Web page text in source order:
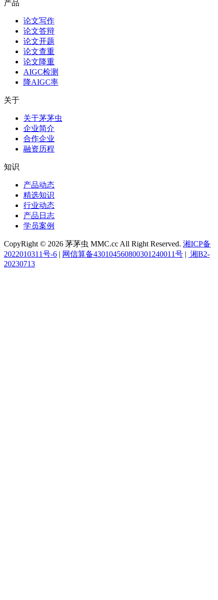
产品
论文写作
论文答辩
论文开题
论文查重
论文降重
AIGC检测
降AIGC率
关于
关于茅茅虫
企业简介
合作企业
融资历程
知识
产品动态
精选知识
行业动态
产品日志
学员案例
CopyRight © 2026 茅茅虫 MMC.cc All Right Reserved. 湘ICP备
2022010311号-6 | 网信算备430104560800301240011号 | 湘B2-
20230713